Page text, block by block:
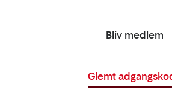
Bliv medlem
Glemt